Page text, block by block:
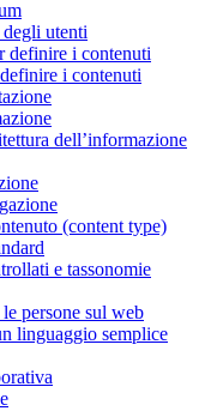
utenti
definire i contenuti
i contenuti
dell’informazione
(content type)
e tassonomie
persone sul web
linguaggio semplice